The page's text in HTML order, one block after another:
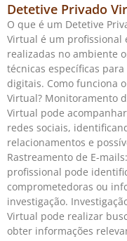
Detetive Privado
O que é um Detetive
Virtual é um profissional
realizadas no ambiente
técnicas específicas
digitais. Como funciona
Virtual? Monitoramento
Virtual pode
redes sociais,
relacionamentos e
Rastreamento de E-
profissional pode
comprometedoras ou
investigação.
Virtual pode realizar
obter informações